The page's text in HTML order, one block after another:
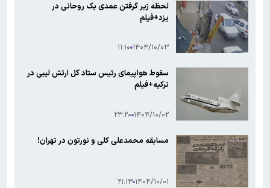
لحظه زیر گرفتن عمدی یک روحانی در
یزد+فیلم
۱۴۰۴/۱۰/۰۳ ۱۱:۱۰
سقوط هواپیمای رئیس ستاد کل ارتش لیبی در
ترکیه+فیلم
۱۴۰۴/۱۰/۰۲ ۲۳:۲۰
مسابقه محمدعلی کلی و نورتون در تهران!
۱۴۰۴/۱۰/۰۱ ۲۱:۱۳